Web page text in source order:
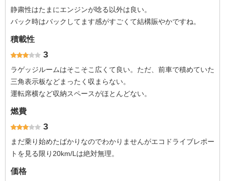
静粛性はたまにエンジンが唸る以外は良い。
バック時はバックしてます感がすごくて結構賑やかですね。
積載性
3
ラゲッジルームはそこそこ広くて良い。ただ、前車で積めていた
三角表示板などまったく収まらない。
運転席横など収納スペースがほとんどない。
燃費
3
まだ乗り始めたばかりなのでわかりませんがエコドライブレポー
トを見る限り20km/Lは絶対無理。
価格